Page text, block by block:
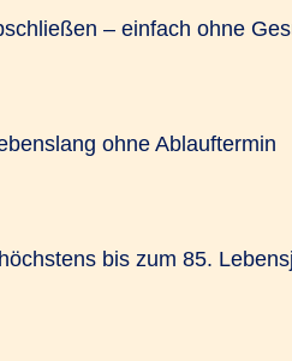
– einfach ohne
ohne Ablauftermin
bis zum 85.